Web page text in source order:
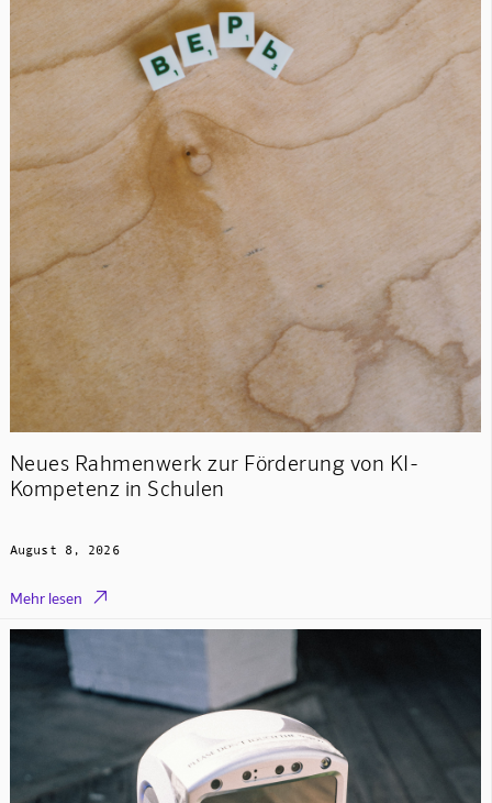
Neues Rahmenwerk zur Förderung von KI-
Kompetenz in Schulen
August 8, 2026
Mehr lesen 